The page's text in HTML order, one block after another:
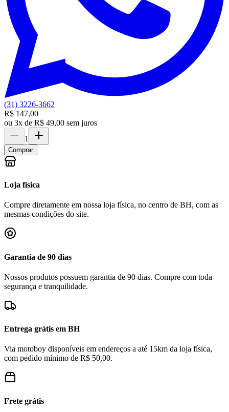
(31) 3226-3662
R$ 147,00
ou 3x de R$ 49,00 sem juros
1
Comprar
Loja física
Compre diretamente em nossa loja física, no centro de BH, com as
mesmas condições do site.
Garantia de 90 dias
Nossos produtos possuem garantia de 90 dias. Compre com toda
segurança e tranquilidade.
Entrega grátis em BH
Via motoboy disponíveis em endereços a até 15km da loja física,
com pedido mínimo de R$ 50,00.
Frete grátis